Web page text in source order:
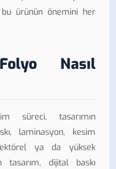
ürünün önemini her
Nasıl
süreci, tasarımın
laminasyon, kesim
ya da yüksek
tasarım, dijital baskı